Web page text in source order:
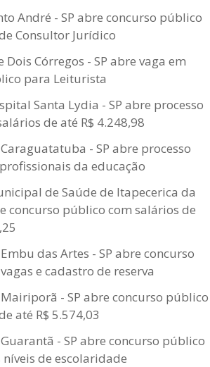
André - SP abre concurso público
Consultor Jurídico
Dois Córregos - SP abre vaga em
para Leiturista
Santa Lydia - SP abre processo
de até R$ 4.248,98
- SP abre processo
da educação
de Saúde de Itapecerica da
concurso público com salários de
das Artes - SP abre concurso
e cadastro de reserva
- SP abre concurso público
até R$ 5.574,03
- SP abre concurso público
de escolaridade